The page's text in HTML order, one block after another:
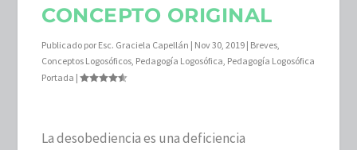
CONCEPTO ORIGINAL
Publicado por Esc. Graciela Capellán | Nov 30, 2019 | Breves
Conceptos Logosóficos Pedagogía Logosófica Pedagogía Logosófica
Portada |
La desobediencia es una deficiencia